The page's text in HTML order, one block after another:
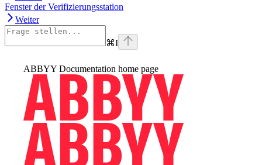
Fenster der Verifizierungsstation
Weiter
⌘I
ABBYY Documentation home page